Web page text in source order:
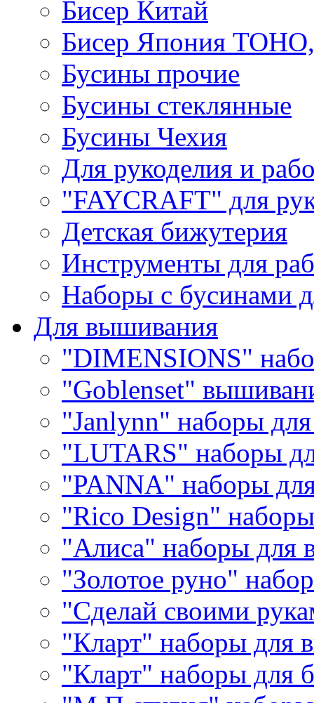
Бисер Китай
Бисер Япония
Бусины прочие
Бусины стеклянные
Бусины Чехия
Для рукоделия и
"FAYCRAFT" для
Детская бижутерия
Инструменты для
Наборы с бусинами
Для вышивания
"DIMENSIONS"
"Goblenset"
"Janlynn" наборы
"LUTARS" наборы
"PANNA" наборы
"Rico Design"
"Алиса" наборы для
"Золотое руно"
"Сделай своими
"Кларт" наборы для
"Кларт" наборы для